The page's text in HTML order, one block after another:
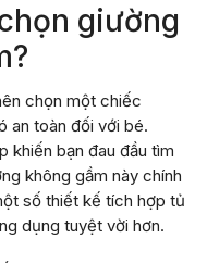
giường
chọn một chiếc
an toàn đối với bé.
khiến bạn đau đầu tìm
không gầm này chính
số thiết kế tích hợp tủ
dụng tuyệt vời hơn.